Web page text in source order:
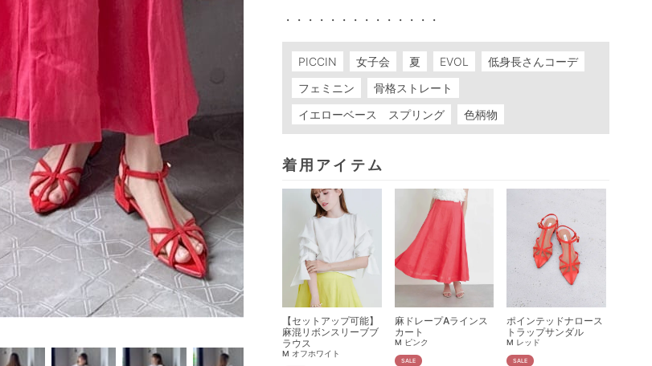
PICCIN 女子会 夏 EVOL
低身長さんコーデ
フェミニン
骨格ストレート
イエローベース スプリング
色柄物
着用アイテム
【セットアップ可能】
麻混リボンスリーブブ
ラウス
M オフホワイト
麻ドレープAラインス
カート
M ピンク
SALE
ポインテッドナロース
トラップサンダル
M レッド
SALE